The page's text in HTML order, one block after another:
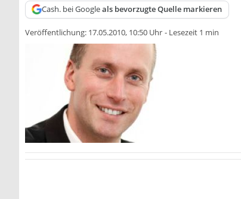
Cash. bei Googleals bevorzugte Quelle markieren
Veröffentlichung: 17.05.2010, 10:50 Uhr - Lesezeit 1 min